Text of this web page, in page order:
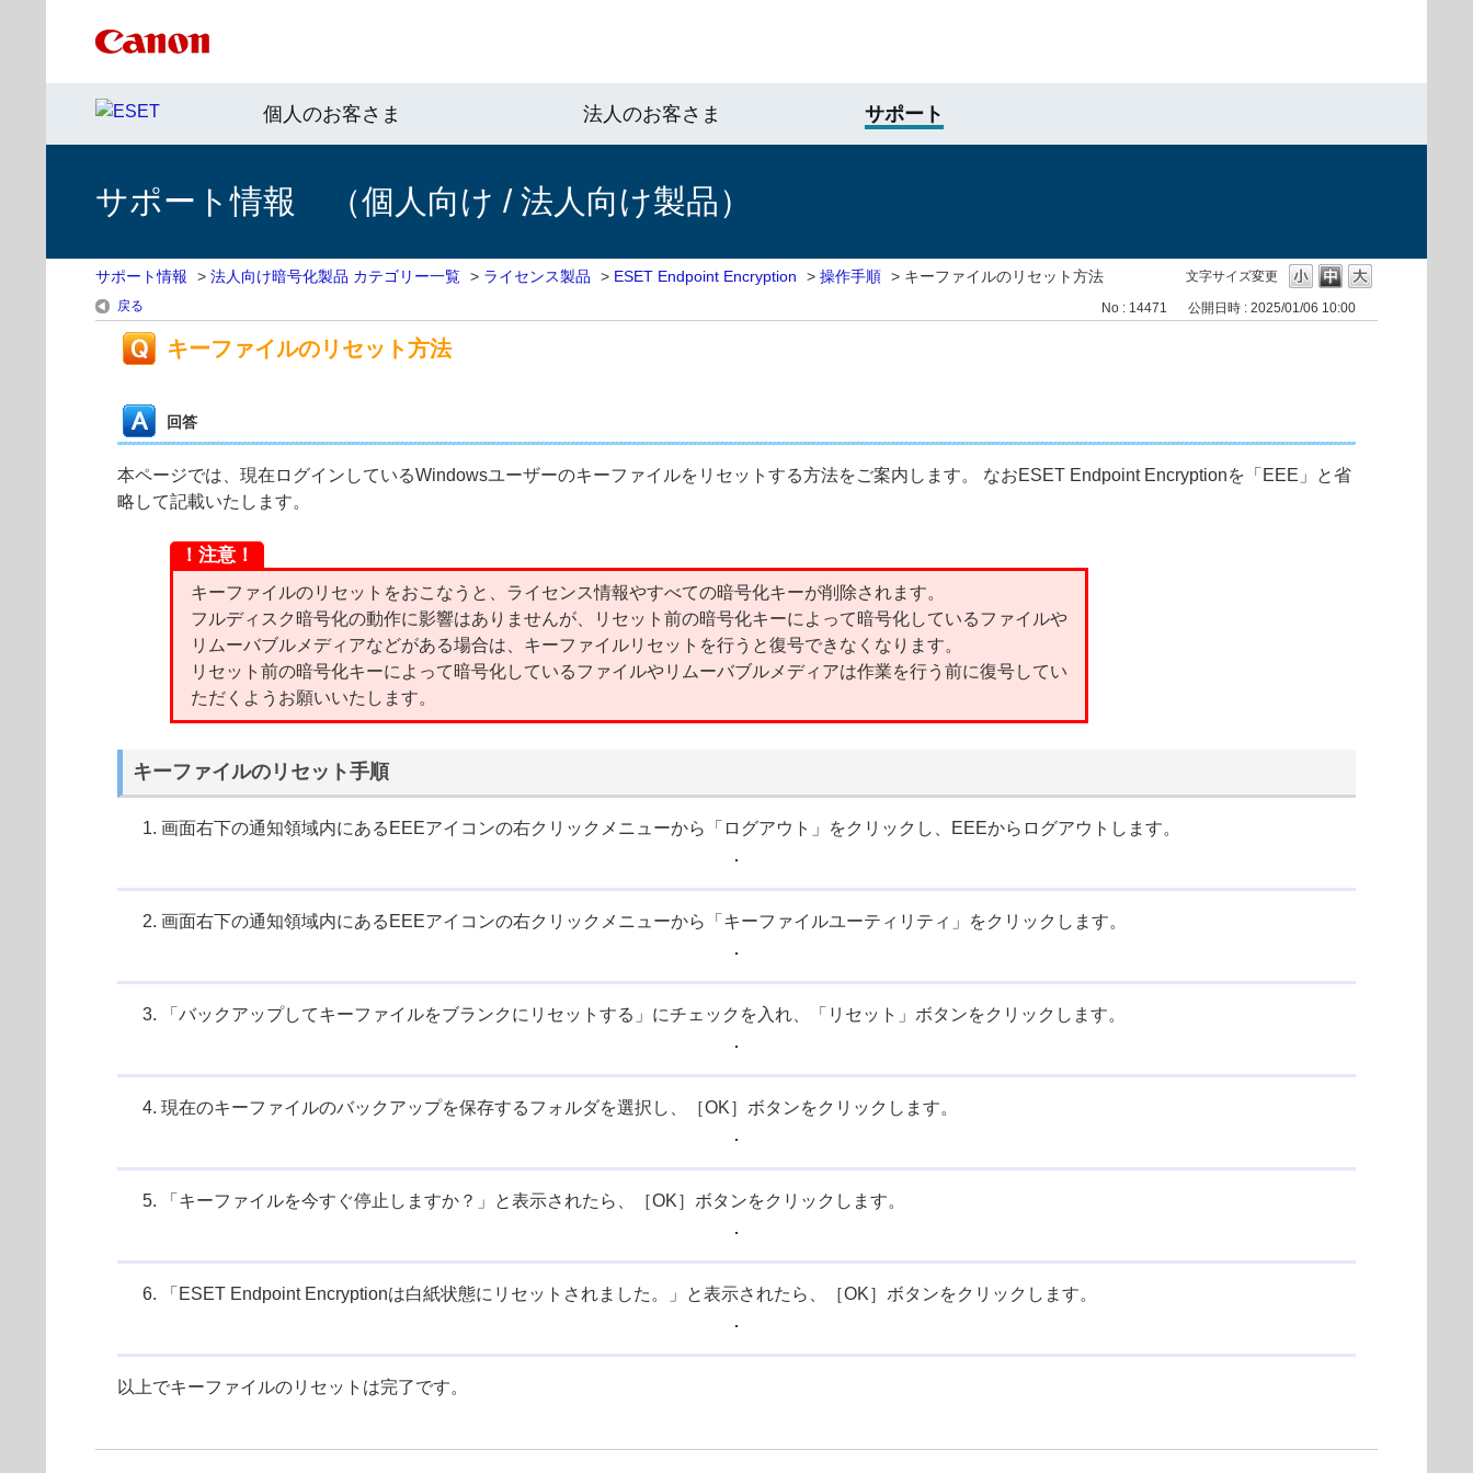
個人のお客さま 法人のお客さま サポート
サポート情報 （個人向け / 法人向け製品）
文字サイズ変更
サポート情報 > 法人向け暗号化製品 カテゴリー一覧 > ライセンス製品 > ESET Endpoint Encryption > 操作手順 > キーファイルのリセット方法
戻る No : 14471 公開日時 : 2025/01/06 10:00
キーファイルのリセット方法
回答
本ページでは、現在ログインしているWindowsユーザーのキーファイルをリセットする方法をご案内します。 なおESET Endpoint Encryptionを「EEE」と省
略して記載いたします。
！注意！
キーファイルのリセットをおこなうと、ライセンス情報やすべての暗号化キーが削除されます。
フルディスク暗号化の動作に影響はありませんが、リセット前の暗号化キーによって暗号化しているファイルや
リムーバブルメディアなどがある場合は、キーファイルリセットを行うと復号できなくなります。
リセット前の暗号化キーによって暗号化しているファイルやリムーバブルメディアは作業を行う前に復号してい
ただくようお願いいたします。
キーファイルのリセット手順
画面右下の通知領域内にあるEEEアイコンの右クリックメニューから「ログアウト」をクリックし、EEEからログアウトします。
画面右下の通知領域内にあるEEEアイコンの右クリックメニューから「キーファイルユーティリティ」をクリックします。
「バックアップしてキーファイルをブランクにリセットする」にチェックを入れ、「リセット」ボタンをクリックします。
現在のキーファイルのバックアップを保存するフォルダを選択し、［OK］ボタンをクリックします。
「キーファイルを今すぐ停止しますか？」と表示されたら、［OK］ボタンをクリックします。
「ESET Endpoint Encryptionは白紙状態にリセットされました。」と表示されたら、［OK］ボタンをクリックします。
以上でキーファイルのリセットは完了です。